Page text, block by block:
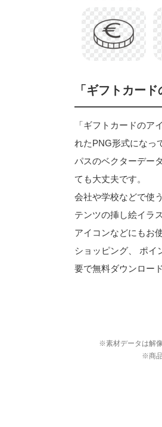
「ギフトカー
「ギフトカードのア
れたPNG形式になっ
パスのベクターデー
ても大丈夫です。
会社や学校などで使
テンツの挿し絵イラ
アイコンなどにもお
ショッピング、 ポイ
要で無料ダウンロー
※素材データは解
※商品